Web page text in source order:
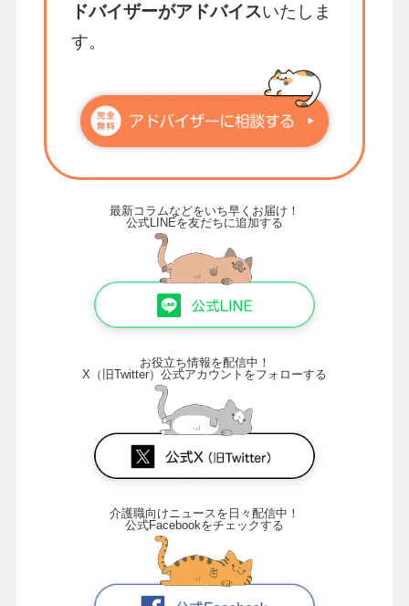
ドバイザーがアドバイスいたしま
す。
最新コラムなどをいち早くお届け！
公式LINEを友だちに追加する
お役立ち情報を配信中！
X（旧Twitter）公式アカウントをフォローする
介護職向けニュースを日々配信中！
公式Facebookをチェックする